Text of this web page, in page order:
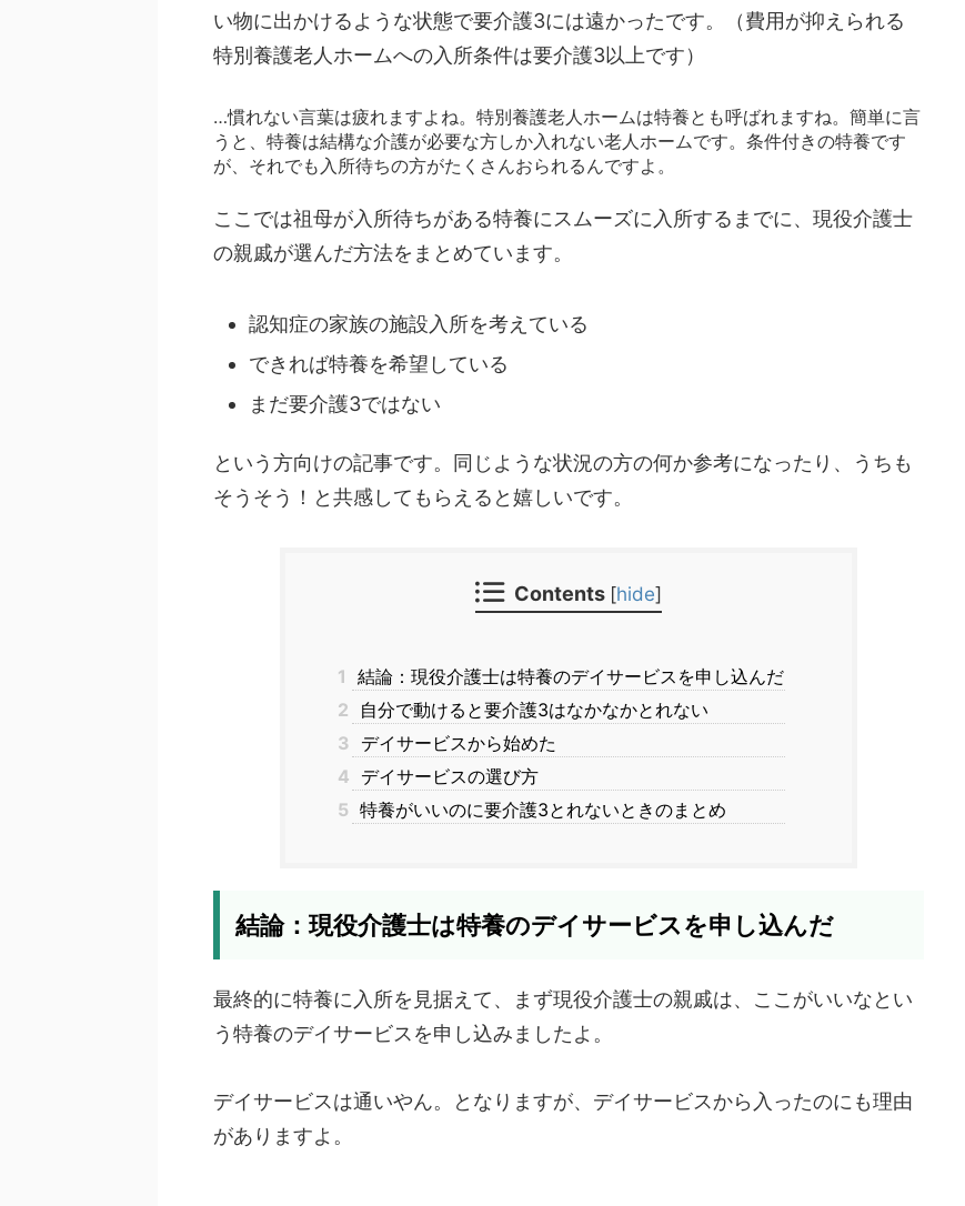
い物に出かけるような状態で要介護3には遠かったです。（費用が抑えられる
特別養護老人ホームへの入所条件は要介護3以上です）
…慣れない言葉は疲れますよね。特別養護老人ホームは特養とも呼ばれますね。簡単に言
うと、特養は結構な介護が必要な方しか入れない老人ホームです。条件付きの特養です
が、それでも入所待ちの方がたくさんおられるんですよ。
ここでは祖母が入所待ちがある特養にスムーズに入所するまでに、現役介護士
の親戚が選んだ方法をまとめています。
認知症の家族の施設入所を考えている
できれば特養を希望している
まだ要介護3ではない
という方向けの記事です。同じような状況の方の何か参考になったり、うちも
そうそう！と共感してもらえると嬉しいです。
Contents [hide]
1 結論：現役介護士は特養のデイサービスを申し込んだ
2
自分で動けると要介護3はなかなかとれない
3 デイサービスから始めた
4 デイサービスの選び方
5 特養がいいのに要介護3とれないときのまとめ
結論：現役介護士は特養のデイサービスを申し込んだ
最終的に特養に入所を見据えて、まず現役介護士の親戚は、ここがいいなとい
う特養のデイサービスを申し込みましたよ。
デイサービスは通いやん。となりますが、デイサービスから入ったのにも理由
がありますよ。